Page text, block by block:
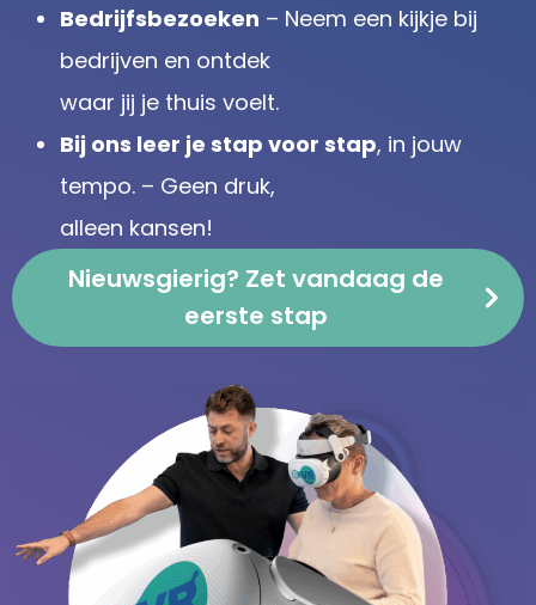
Bedrijfsbezoeken – Neem een kijkje bij
bedrijven en ontdek
waar jij je thuis voelt.
Bij ons leer je stap voor stap, in jouw
tempo. – Geen druk,
alleen kansen!
Nieuwsgierig? Zet vandaag de
eerste stap